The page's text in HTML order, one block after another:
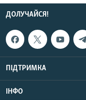
ДОЛУЧАЙСЯ!
ПІДТРИМКА
ІНФО